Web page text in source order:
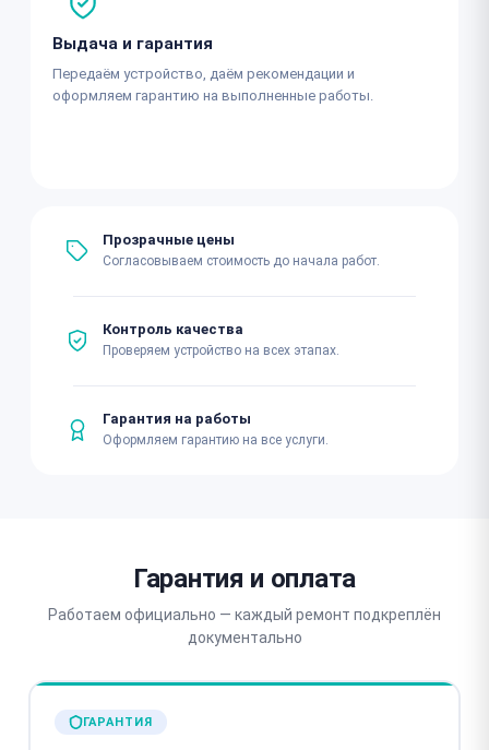
Выдача и гарантия
Передаём устройство, даём рекомендации и
оформляем гарантию на выполненные работы.
Прозрачные цены
Согласовываем стоимость до начала работ.
Контроль качества
Проверяем устройство на всех этапах.
Гарантия на работы
Оформляем гарантию на все услуги.
Гарантия и оплата
Работаем официально — каждый ремонт подкреплён
документально
ГАРАНТИЯ